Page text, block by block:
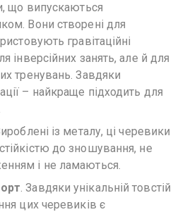
що випускаються
Вони створені для
гравітаційні
інверсійних занять, але й для
тренувань. Завдяки
– найкраще підходить для
із металу, ці черевики
до зношування, не
і не ламаються.
. Завдяки унікальній товстій
цих черевиків є